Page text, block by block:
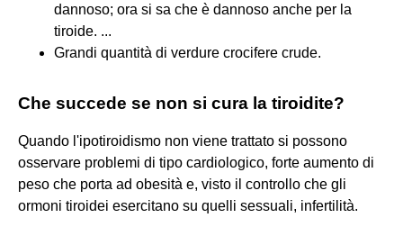
dannoso; ora si sa che è dannoso anche per la
tiroide. ...
Grandi quantità di verdure crocifere crude.
Che succede se non si cura la tiroidite?
Quando l'ipotiroidismo non viene trattato si possono
osservare problemi di tipo cardiologico, forte aumento di
peso che porta ad obesità e, visto il controllo che gli
ormoni tiroidei esercitano su quelli sessuali, infertilità.